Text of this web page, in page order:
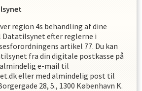
region 4s behandling af dine
efter reglerne i
artikel 77. Du kan
fra din digitale postkasse på
almindelig e-mail til
eller med almindelig post til
28, 5., 1300 København K.